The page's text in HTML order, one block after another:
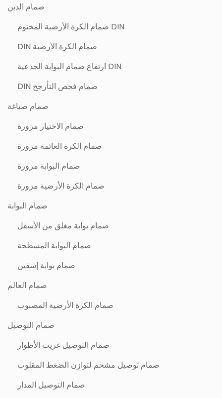
صمام الدين
DIN صمام الكرة الأرضية المختوم
صمام الكرة الأرضية DIN
DIN ارتفاع صمام البوابة الجذعية
صمام فحص التأرجح DIN
صمام صياغة
صمام الاختيار مزورة
صمام الكرة العائمة مزورة
صمام البوابة مزورة
صمام الكرة الأرضية مزورة
صمام البوابة
صمام بوابة مغلق من الأسفل
صمام البوابة المسطحة
صمام بوابة إسفين
صمام العالم
صمام الكرة الأرضية المصبوب
صمام التوصيل
صمام التوصيل غريب الأطوار
صمام توصيل مشحم لتوازن الضغط المقلوب
صمام التوصيل المدار